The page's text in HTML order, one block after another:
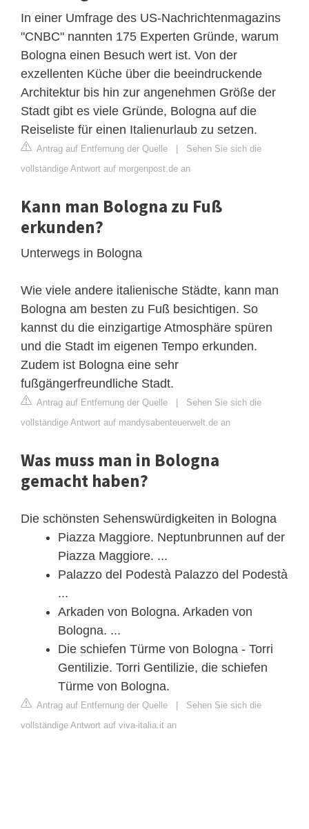
In einer Umfrage des US-Nachrichtenmagazins
"CNBC" nannten 175 Experten Gründe, warum
Bologna einen Besuch wert ist. Von der
exzellenten Küche über die beeindruckende
Architektur bis hin zur angenehmen Größe der
Stadt gibt es viele Gründe, Bologna auf die
Reiseliste für einen Italienurlaub zu setzen.
Antrag auf Entfernung der Quelle | Sehen Sie sich die
vollständige Antwort auf morgenpost.de an
Kann man Bologna zu Fuß
erkunden?
Unterwegs in Bologna
Wie viele andere italienische Städte, kann man
Bologna am besten zu Fuß besichtigen. So
kannst du die einzigartige Atmosphäre spüren
und die Stadt im eigenen Tempo erkunden.
Zudem ist Bologna eine sehr
fußgängerfreundliche Stadt.
Antrag auf Entfernung der Quelle | Sehen Sie sich die
vollständige Antwort auf mandysabenteuerwelt.de an
Was muss man in Bologna
gemacht haben?
Die schönsten Sehenswürdigkeiten in Bologna
Piazza Maggiore. Neptunbrunnen auf der
Piazza Maggiore. ...
Palazzo del Podestà Palazzo del Podestà
...
Arkaden von Bologna. Arkaden von
Bologna. ...
Die schiefen Türme von Bologna - Torri
Gentilizie. Torri Gentilizie, die schiefen
Türme von Bologna.
Antrag auf Entfernung der Quelle | Sehen Sie sich die
vollständige Antwort auf viva-italia.it an